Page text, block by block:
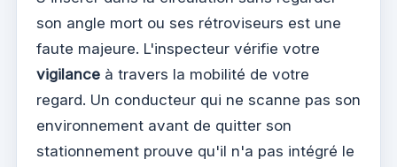
son angle mort ou ses rétroviseurs est une
faute majeure. L'inspecteur vérifie votre
vigilance à travers la mobilité de votre
regard. Un conducteur qui ne scanne pas son
environnement avant de quitter son
stationnement prouve qu'il n'a pas intégré le